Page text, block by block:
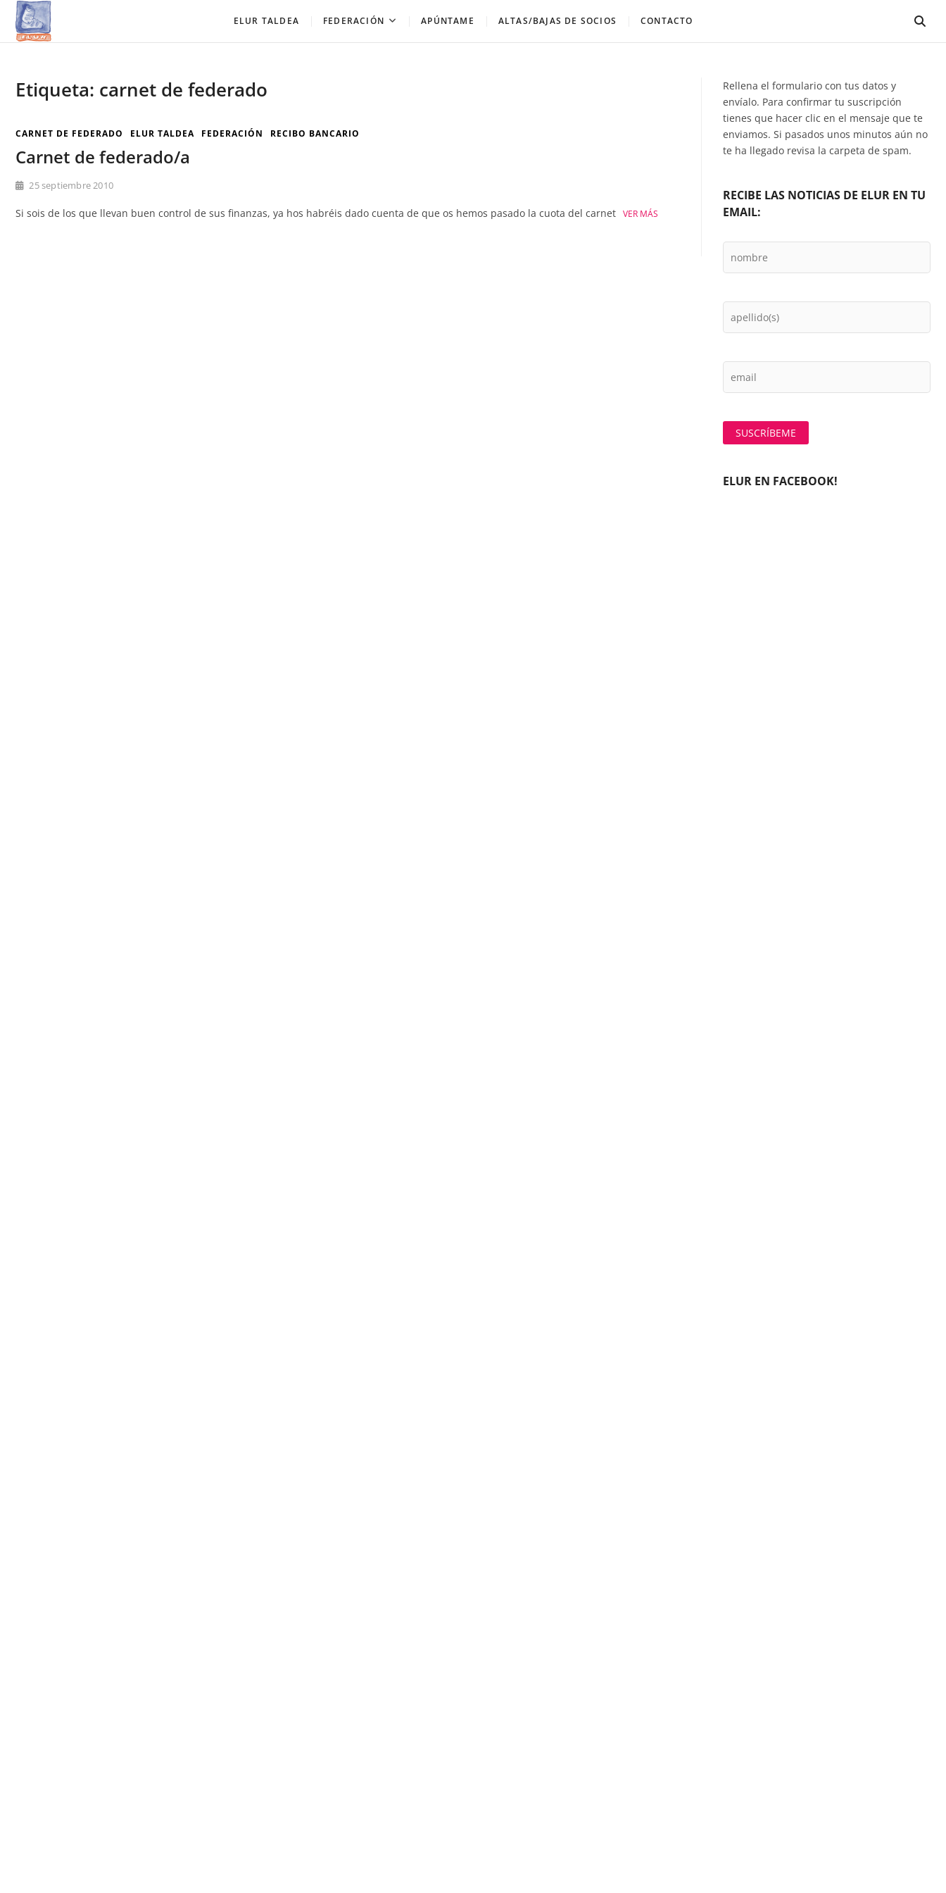
Saltar
contenido
ELUR TALDEA FEDERACIÓN APÚNTAME ALTAS/BAJAS DE SOCIOS CONTACTO
Etiqueta: carnet de federado
CARNET DE FEDERADO ELUR TALDEA FEDERACIÓN RECIBO BANCARIO
Carnet de federado/a
25 septiembre 2010
Si sois de los que llevan buen control de sus finanzas, ya hos habréis dado cuenta de que os hemos pasado la cuota del carnet VER MÁS
Rellena el formulario con tus datos y
envíalo. Para confirmar tu suscripción
tienes que hacer clic en el mensaje que te
enviamos. Si pasados unos minutos aún no
te ha llegado revisa la carpeta de spam.
RECIBE LAS NOTICIAS DE ELUR EN TU
EMAIL:
ELUR EN FACEBOOK!